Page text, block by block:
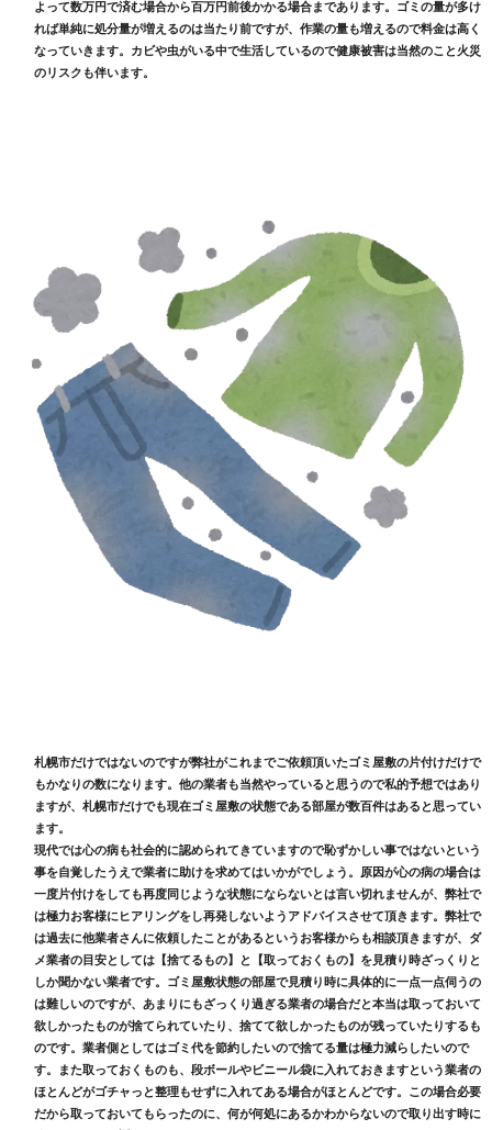
よって数万円で済む場合から百万円前後かかる場合まであります。ゴミの量が多け
れば単純に処分量が増えるのは当たり前ですが、作業の量も増えるので料金は高く
なっていきます。カビや虫がいる中で生活しているので健康被害は当然のこと火災
のリスクも伴います。
札幌市だけではないのですが弊社がこれまでご依頼頂いたゴミ屋敷の片付けだけで
もかなりの数になります。他の業者も当然やっていると思うので私的予想ではあり
ますが、札幌市だけでも現在ゴミ屋敷の状態である部屋が数百件はあると思ってい
ます。
現代では心の病も社会的に認められてきていますので恥ずかしい事ではないという
事を自覚したうえで業者に助けを求めてはいかがでしょう。原因が心の病の場合は
一度片付けをしても再度同じような状態にならないとは言い切れませんが、弊社で
は極力お客様にヒアリングをし再発しないようアドバイスさせて頂きます。弊社で
は過去に他業者さんに依頼したことがあるというお客様からも相談頂きますが、ダ
メ業者の目安としては【捨てるもの】と【取っておくもの】を見積り時ざっくりと
しか聞かない業者です。ゴミ屋敷状態の部屋で見積り時に具体的に一点一点伺うの
は難しいのですが、あまりにもざっくり過ぎる業者の場合だと本当は取っておいて
欲しかったものが捨てられていたり、捨てて欲しかったものが残っていたりするも
のです。業者側としてはゴミ代を節約したいので捨てる量は極力減らしたいので
す。また取っておくものも、段ボールやビニール袋に入れておきますという業者の
ほとんどがゴチャっと整理もせずに入れてある場合がほとんどです。この場合必要
だから取っておいてもらったのに、何が何処にあるかわからないので取り出す時に